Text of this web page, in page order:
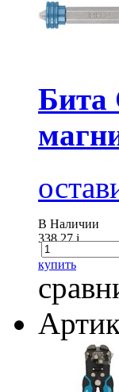
Бита
В Наличии
338.27i
купить